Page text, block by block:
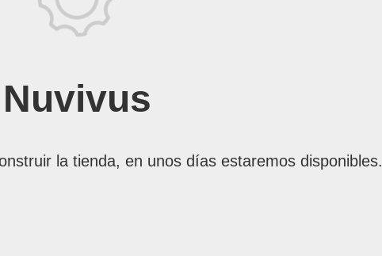
Nuvivus
la tienda, en unos días estaremos disponibles.